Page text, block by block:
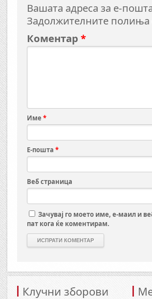
Вашата адреса за е-
Задолжителните полиња
Коментар *
Име *
Е-пошта *
Веб страница
Зачувај го моето име, е-маил и
пат кога ќе коментирам.
Клучни зборови